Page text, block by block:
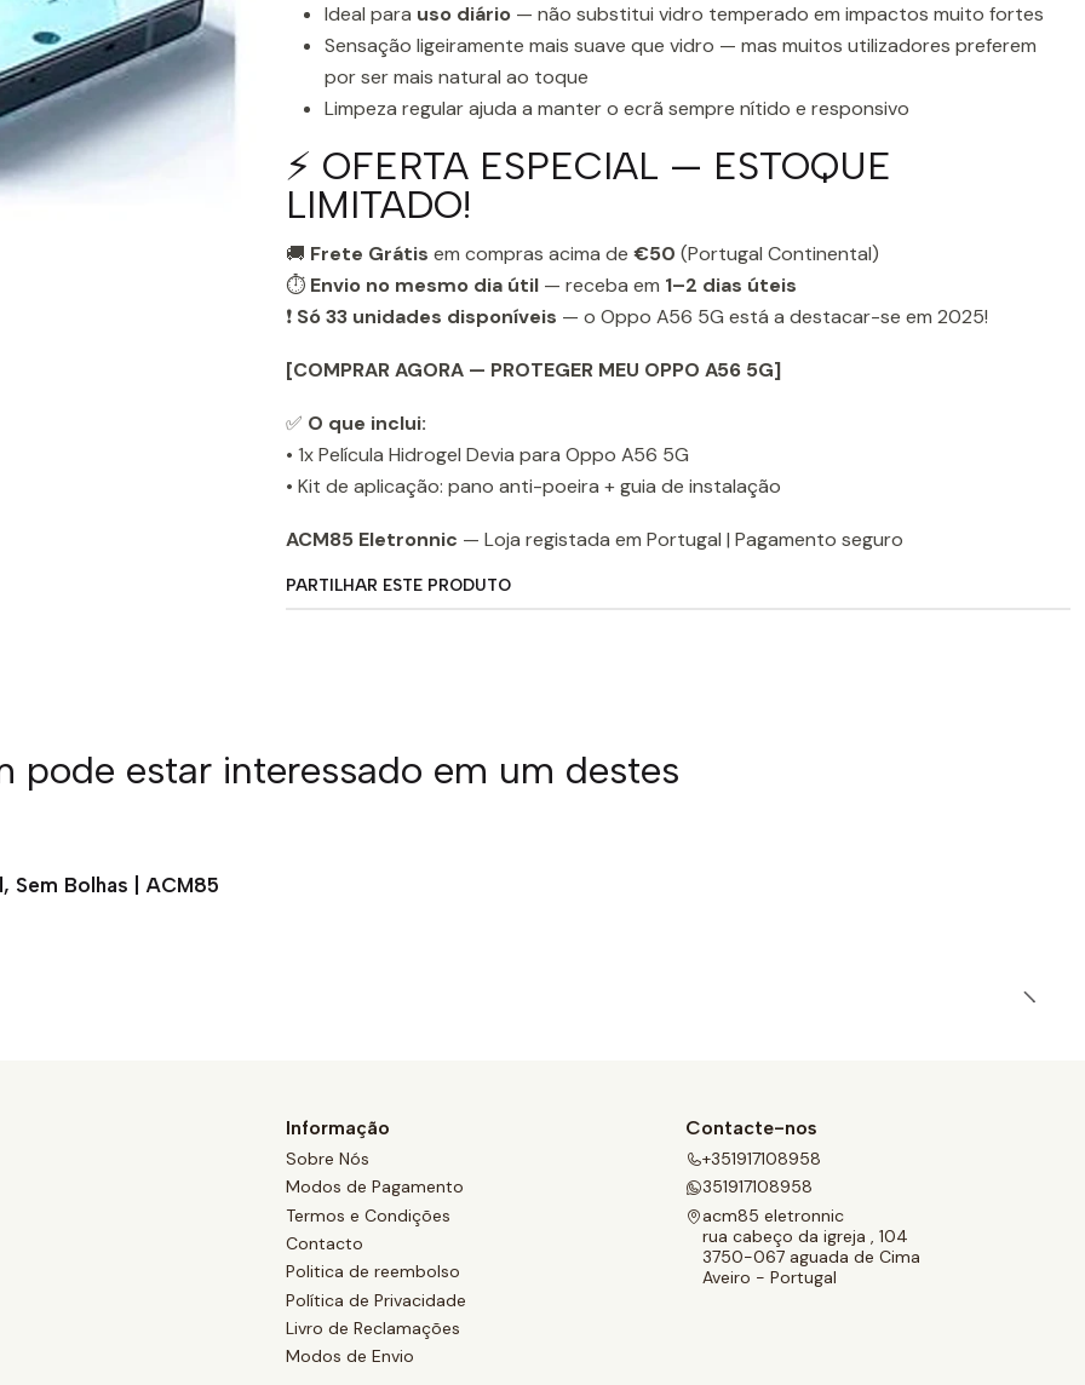
Ideal para uso diário — não substitui vidro temperado em impactos muito fortes
Sensação ligeiramente mais suave que vidro — mas muitos utilizadores preferem
por ser mais natural ao toque
Limpeza regular ajuda a manter o ecrã sempre nítido e responsivo
⚡ OFERTA ESPECIAL — ESTOQUE
LIMITADO!
🚚 Frete Grátis em compras acima de €50 (Portugal Continental)
⏱️ Envio no mesmo dia útil — receba em 1–2 dias úteis
❗ Só 33 unidades disponíveis — o Oppo A56 5G está a destacar-se em 2025!
[COMPRAR AGORA — PROTEGER MEU OPPO A56 5G]
✅ O que inclui:
• 1x Película Hidrogel Devia para Oppo A56 5G
• Kit de aplicação: pano anti-poeira + guia de instalação
ACM85 Eletronnic — Loja registada em Portugal | Pagamento seguro
PARTILHAR ESTE PRODUTO
pode estar interessado em um destes
Sem Bolhas | ACM85
Informação
Sobre Nós
Modos de Pagamento
Termos e Condições
Contacto
Politica de reembolso
Política de Privacidade
Livro de Reclamações
Modos de Envio
Contacte-nos
+351917108958
351917108958
acm85 eletronnic
rua cabeço da igreja , 104
3750-067 aguada de Cima
Aveiro - Portugal